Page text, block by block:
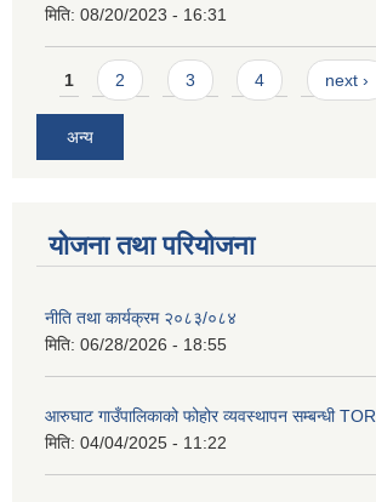
मिति: 08/20/2023 - 16:31
Pages
1 2 3 4 next ›
अन्य
योजना तथा परियोजना
नीति तथा कार्यक्रम २०८३/०८४
मिति: 06/28/2026 - 18:55
आरुघाट गाउँपालिकाको फोहोर व्यवस्थापन सम्बन्धी TOR
मिति: 04/04/2025 - 11:22